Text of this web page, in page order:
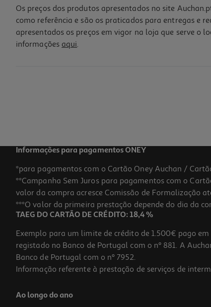
Os preços dos produtos apresentados no site
como referência e são os praticados para entregas e
apresentados os preços em vigor na loja que serve o
informações aqui.
Informações para pagamentos ONEY
*para pagamentos com o Cartão Oney Auchan /
**Campanha Sem Juros para pagamentos com o
valor da compra acresce Comissão de Formalização
***O valor da primeira prestação depende do dia da
TAEG DO CARTÃO DE CRÉDITO: 18,4 %
Exemplo para um limite de crédito de 1.500€ pago
registado no Banco de Portugal com o nº 881. A
Banco de Portugal com o nº 7952.
Informação referente à prestação de serviços de
Ao longo do ano